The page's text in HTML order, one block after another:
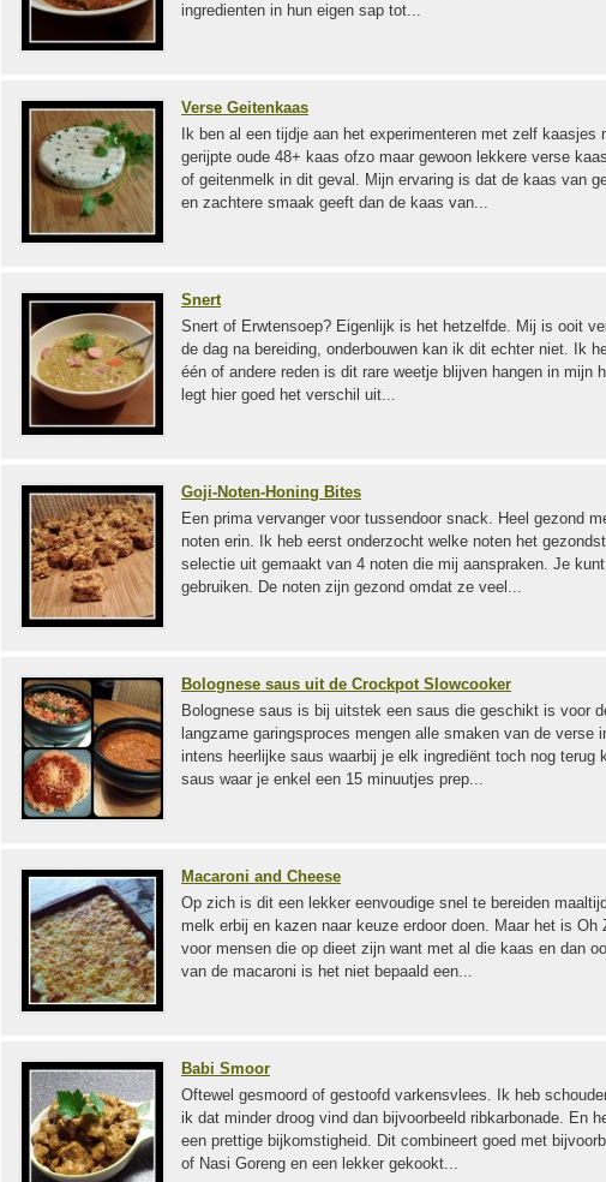
ingredienten in hun eigen sap tot...
Verse Geitenkaas
Ik ben al een tijdje aan het experimenteren met zelf kaasjes
gerijpte oude 48+ kaas ofzo maar gewoon lekkere verse
of geitenmelk in dit geval. Mijn ervaring is dat de kaas van
en zachtere smaak geeft dan de kaas van...
Snert
Snert of Erwtensoep? Eigenlijk is het hetzelfde. Mij is ooit
de dag na bereiding, onderbouwen kan ik dit echter niet. Ik
één of andere reden is dit rare weetje blijven hangen in mijn
legt hier goed het verschil uit...
Goji-Noten-Honing Bites
Een prima vervanger voor tussendoor snack. Heel gezond
noten erin. Ik heb eerst onderzocht welke noten het
selectie uit gemaakt van 4 noten die mij aanspraken. Je
gebruiken. De noten zijn gezond omdat ze veel...
Bolognese saus uit de Crockpot Slowcooker
Bolognese saus is bij uitstek een saus die geschikt is voor
langzame garingsproces mengen alle smaken van de verse
intens heerlijke saus waarbij je elk ingrediënt toch nog terug
saus waar je enkel een 15 minuutjes prep...
Macaroni and Cheese
Op zich is dit een lekker eenvoudige snel te bereiden
melk erbij en kazen naar keuze erdoor doen. Maar het is
voor mensen die op dieet zijn want met al die kaas en dan
van de macaroni is het niet bepaald een...
Babi Smoor
Oftewel gesmoord of gestoofd varkensvlees. Ik heb
ik dat minder droog vind dan bijvoorbeeld ribkarbonade. En
een prettige bijkomstigheid. Dit combineert goed met
of Nasi Goreng en een lekker gekookt...